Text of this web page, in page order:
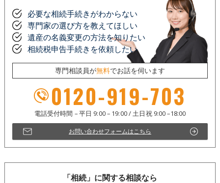
必要な相続手続きがわからない
専門家の選び方を教えてほしい
遺産の名義変更の方法を知りたい
相続税申告手続きを依頼したい
専門相談員が無料でお話を伺います
0120-919-703
お問い合わせフォームはこちら
「相続」に関する相談なら